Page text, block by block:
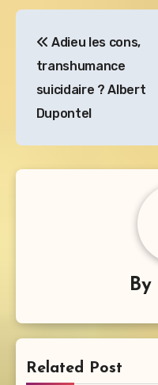
de
l’article
Adieu les cons,
transhumance
suicidaire ? Albert
Dupontel
By
Related Post